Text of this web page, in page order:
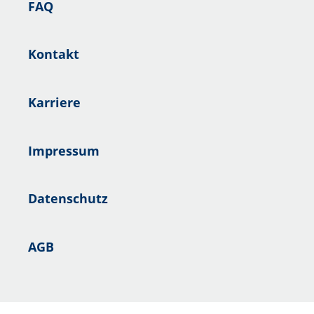
FAQ
Kontakt
Karriere
Impressum
Datenschutz
AGB